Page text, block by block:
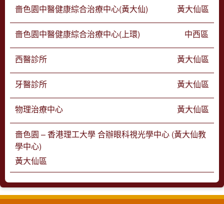
嗇色園中醫健康綜合治療中心(黃大仙) 黃大仙區
嗇色園中醫健康綜合治療中心(上環) 中西區
西醫診所 黃大仙區
牙醫診所 黃大仙區
物理治療中心 黃大仙區
嗇色園 – 香港理工大學 合辦眼科視光學中心 (黃大仙教
學中心)
黃大仙區